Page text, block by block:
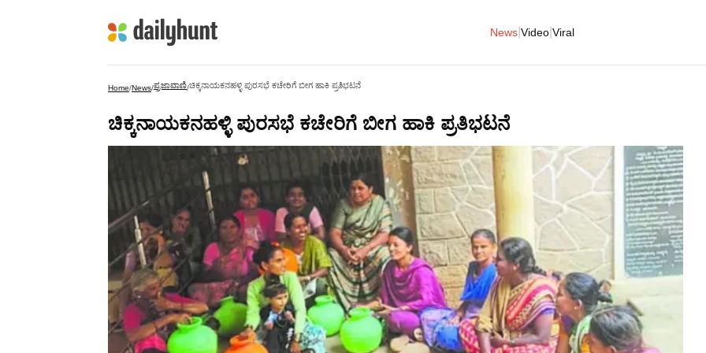
News Video Viral
Home/News/ಪ್ರಜಾವಾಣಿ/ಚಿಕ್ಕನಾಯಕನಹಳ್ಳಿ ಪುರಸಭೆ ಕಚೇರಿಗೆ ಬೀಗ ಹಾಕಿ ಪ್ರತಿಭಟನೆ
ಚಿಕ್ಕನಾಯಕನಹಳ್ಳಿ ಪುರಸಭೆ ಕಚೇರಿಗೆ ಬೀಗ ಹಾಕಿ ಪ್ರತಿಭಟನೆ